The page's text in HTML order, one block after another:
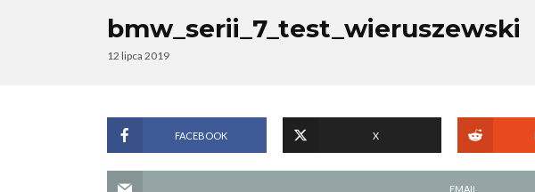
bmw_serii_7_test_wieruszewski
12 lipca 2019
FACEBOOK X
EMAIL